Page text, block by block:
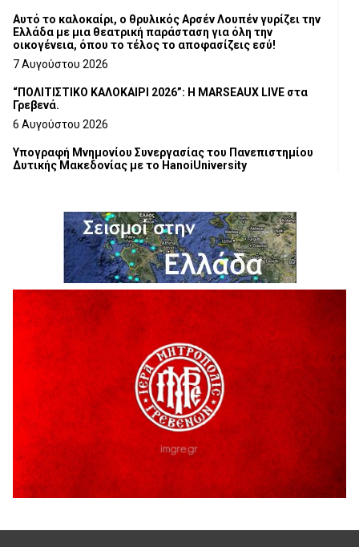
Αυτό το καλοκαίρι, ο θρυλικός Αρσέν Λουπέν γυρίζει την
Ελλάδα με μια θεατρική παράσταση για όλη την
οικογένεια, όπου το τέλος το αποφασίζεις εσύ!
7 Αυγούστου 2026
“ΠΟΛΙΤΙΣΤΙΚΟ ΚΑΛΟΚΑΙΡΙ 2026”: Η MARSEAUX LIVE στα
Γρεβενά.
6 Αυγούστου 2026
Υπογραφή Μνημονίου Συνεργασίας του Πανεπιστημίου
Δυτικής Μακεδονίας με το HanoiUniversity
Σε απόγνωση λόγω αδέσποτων
6 Αυγούστου 2026
ΔΙΑΚΟΠΗ ΗΛΕΚΤΡΙΚΟΥ ΡΕΥΜΑΤΟΣ
6 Αυγούστου 2026
Ολοκληρώνεται η ασφαλτόστρωση της οδού Περιβόλι –
Αβδέλλα
H παραδοχή λαθών είναι (και) δύναμη
5 Αυγούστου 2026
Ο ΑΝΔΡΕΑΣ ΑΣΛΑΝΙΔΗΣ ΣΥΝΕΧΙΖΕΙ ΣΤΟΝ ΠΡΩΤΕΑ
ΓΡΕΒΕΝΩΝ
5 Αυγούστου 2026
Ευχαριστήριο Εκπολιτιστικού Συλλόγου Ταξιάρχη προς κ.
Παρασχάκη Αθανάσιο
Διακοπή υδροδότησης του Α΄ κλάδου ύδρευσης